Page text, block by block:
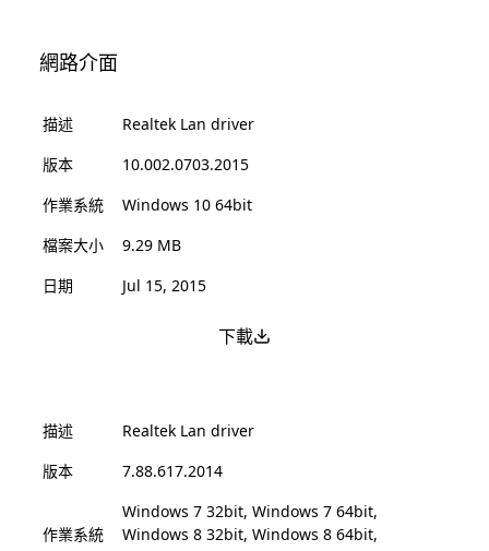
網路介面
描述
Realtek Lan driver
版本
10.002.0703.2015
作業系統
Windows 10 64bit
檔案大小
9.29 MB
日期
Jul 15, 2015
下載
描述
Realtek Lan driver
版本
7.88.617.2014
作業系統
Windows 7 32bit, Windows 7 64bit,
Windows 8 32bit, Windows 8 64bit,